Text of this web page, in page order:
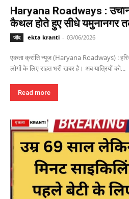
Haryana Roadways :
कैथल होते हुए सीधे यमुनानगर
जींद ekta kranti - 03/06/2026
एकता क्रांति न्यूज (Haryana Roadways) :
लोगों के लिए राहत भरी खबर है। अब यात्रियों को...
Read more